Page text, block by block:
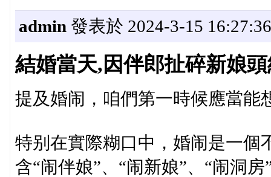
admin 發表於 2024-3-15 16:27:36
結婚當天,因伴郎扯碎新娘
提及婚闹，咱們第一時候應當能
特别在實際糊口中，婚闹是一個
含“闹伴娘”、“闹新娘”、“闹洞